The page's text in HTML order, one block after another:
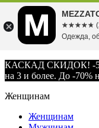
КАСКАД СКИДОК! -5%
на 3 и более. До -70%
Женщинам
Женщинам
☆☆☆☆☆
★★★★★
Одежда,